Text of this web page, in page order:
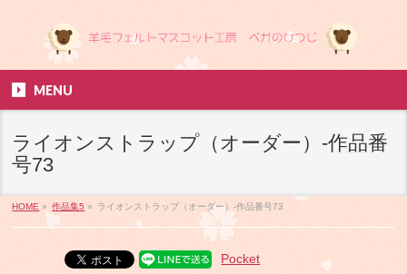
MENU
ライオンストラップ（オーダー）-作品番
号73
HOME » 作品集5 » ライオンストラップ（オーダー）-作品番号73
Pocket